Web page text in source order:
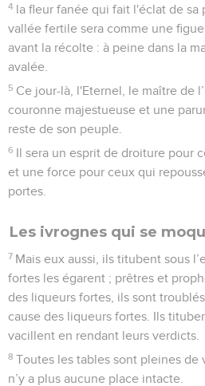
4 la fleur fanée qui fait l'éclat de sa
vallée fertile sera comme une
avant la récolte : à peine dans la
avalée.
5 Ce jour-là, l'Eternel, le maître de
couronne majestueuse et une
reste de son peuple.
6 Il sera un esprit de droiture pour
et une force pour ceux qui
portes.
Les ivrognes qui se
7 Mais eux aussi, ils titubent sous
fortes les égarent ; prêtres et
des liqueurs fortes, ils sont
cause des liqueurs fortes. Ils
vacillent en rendant leurs verdicts.
8 Toutes les tables sont pleines de
n’y a plus aucune place intacte.